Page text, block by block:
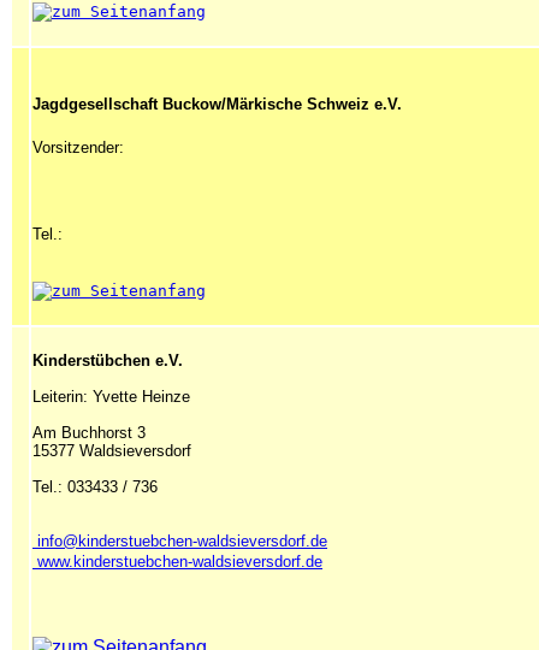
Jagdgesellschaft Buckow/Märkische Schweiz e.V.
Vorsitzender:
Tel.:
Kinderstübchen e.V.
Leiterin: Yvette Heinze
Am Buchhorst 3
15377 Waldsieversdorf
Tel.: 033433 / 736
info@kinderstuebchen-waldsieversdorf.de
www.kinderstuebchen-waldsieversdorf.de